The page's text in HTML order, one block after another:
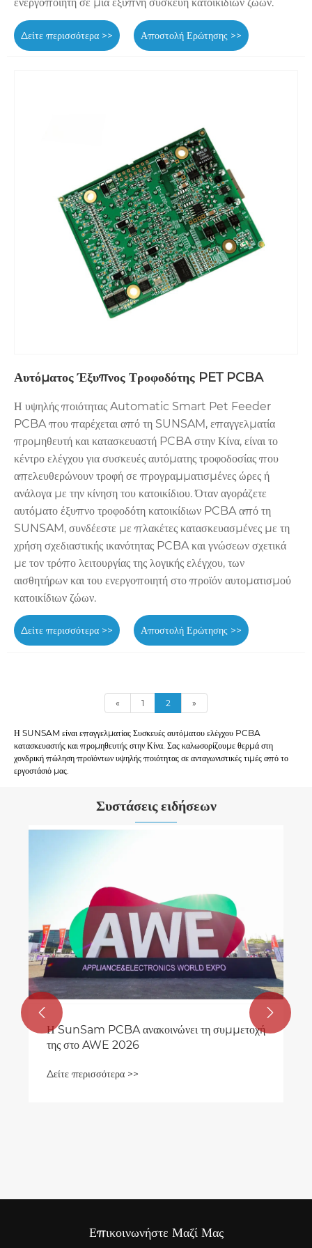
ενεργοποιητή σε μια έξυπνη συσκευή κατοικίδιων ζώων.
Δείτε περισσότερα >> Αποστολή Ερώτησης >>
Αυτόματος Έξυπνος Τροφοδότης PET PCBA
Η υψηλής ποιότητας Automatic Smart Pet Feeder
PCBA που παρέχεται από τη SUNSAM, επαγγελματία
προμηθευτή και κατασκευαστή PCBA στην Κίνα, είναι το
κέντρο ελέγχου για συσκευές αυτόματης τροφοδοσίας που
απελευθερώνουν τροφή σε προγραμματισμένες ώρες ή
ανάλογα με την κίνηση του κατοικίδιου. Όταν αγοράζετε
αυτόματο έξυπνο τροφοδότη κατοικίδιων PCBA από τη
SUNSAM, συνδέεστε με πλακέτες κατασκευασμένες με τη
χρήση σχεδιαστικής ικανότητας PCBA και γνώσεων σχετικά
με τον τρόπο λειτουργίας της λογικής ελέγχου, των
αισθητήρων και του ενεργοποιητή στο προϊόν αυτοματισμού
κατοικίδιων ζώων.
Δείτε περισσότερα >> Αποστολή Ερώτησης >>
« 1 2 »
Η SUNSAM είναι επαγγελματίας Συσκευές αυτόματου ελέγχου PCBA
κατασκευαστής και προμηθευτής στην Κίνα. Σας καλωσορίζουμε θερμά στη
χονδρική πώληση προϊόντων υψηλής ποιότητας σε ανταγωνιστικές τιμές από το
εργοστάσιό μας.
Συστάσεις ειδήσεων
Η SunSam PCBA ανακοινώνει τη συμμετοχή
της στο AWE 2026
Δείτε περισσότερα >>
 
Επικοινωνήστε Μαζί Μας